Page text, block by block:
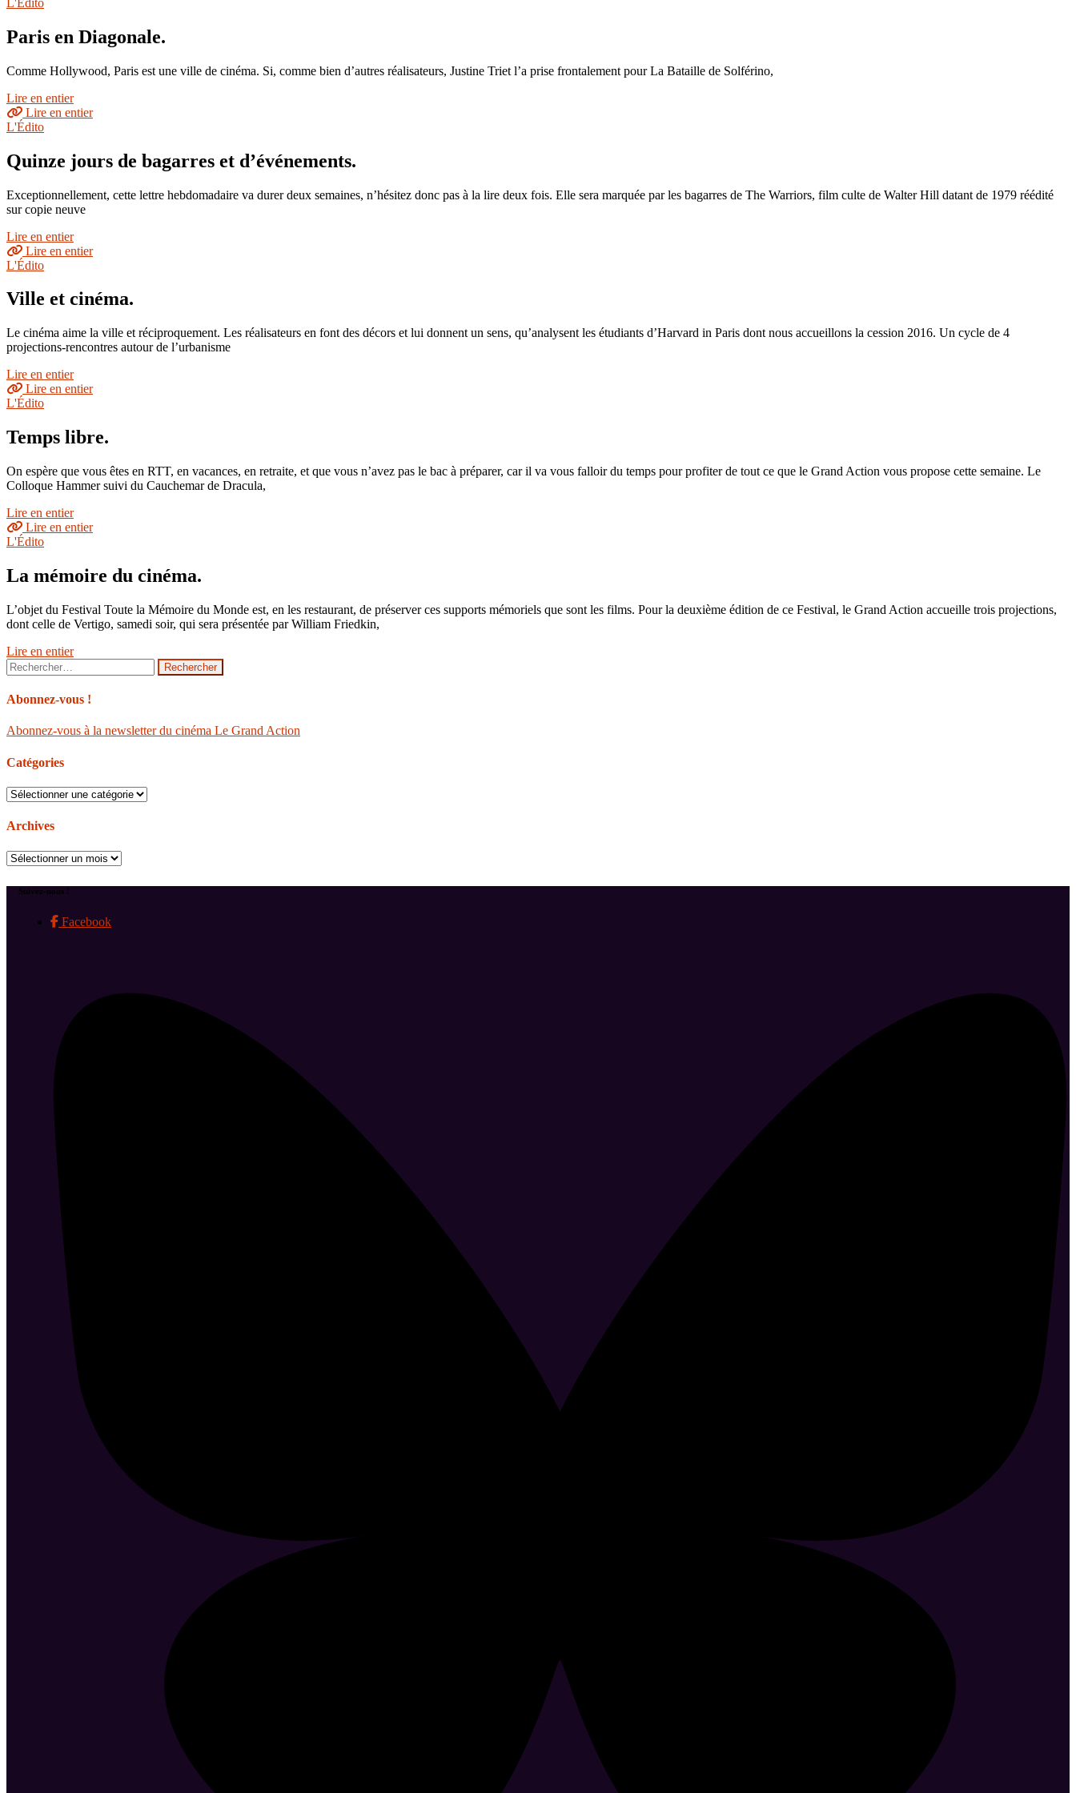
Paris en Diagonale.
Comme Hollywood, Paris est une ville de cinéma. Si, comme bien d’autres réalisateurs, Justine Triet l’a prise frontalement pour La Bataille de Solférino,
Lire en entier
Lire en entier
L'Édito
Quinze jours de bagarres et d’événements.
Exceptionnellement, cette lettre hebdomadaire va durer deux semaines, n’hésitez donc pas à la lire deux fois. Elle sera marquée par les bagarres de The Warriors, film culte de Walter Hill datant de 1979 réédité
sur copie neuve
Lire en entier
Lire en entier
L'Édito
Ville et cinéma.
Le cinéma aime la ville et réciproquement. Les réalisateurs en font des décors et lui donnent un sens, qu’analysent les étudiants d’Harvard in Paris dont nous accueillons la cession 2016. Un cycle de 4
projections-rencontres autour de l’urbanisme
Lire en entier
Lire en entier
L'Édito
Temps libre.
On espère que vous êtes en RTT, en vacances, en retraite, et que vous n’avez pas le bac à préparer, car il va vous falloir du temps pour profiter de tout ce que le Grand Action vous propose cette semaine. Le
Colloque Hammer suivi du Cauchemar de Dracula,
Lire en entier
Lire en entier
L'Édito
La mémoire du cinéma.
L’objet du Festival Toute la Mémoire du Monde est, en les restaurant, de préserver ces supports mémoriels que sont les films. Pour la deuxième édition de ce Festival, le Grand Action accueille trois projections,
dont celle de Vertigo, samedi soir, qui sera présentée par William Friedkin,
Lire en entier
Rechercher :
Abonnez-vous !
Abonnez-vous à la newsletter du cinéma Le Grand Action
Catégories
Catégories
Archives
Archives
Suivez-nous !
Facebook